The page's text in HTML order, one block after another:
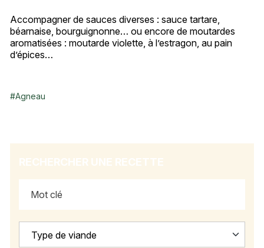
Accompagner de sauces diverses : sauce tartare,
béarnaise, bourguignonne… ou encore de moutardes
aromatisées : moutarde violette, à l’estragon, au pain
d’épices…
#Agneau
Type de viande